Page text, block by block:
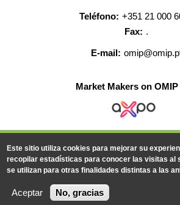
Teléfono: +351 21 000
Fax: .
E-mail:
Market Makers on OMIP
© 2019-2026 - Todos los
AYUDA CONTACTO EMPLEO
INFORMACIÓN LEGAL
Powered BY
Este sitio utiliza cookies para mejorar su
recopilar estadísticas para conocer las visitas al
se utilizan para otras finalidades distintas a las
Aceptar No, gracias